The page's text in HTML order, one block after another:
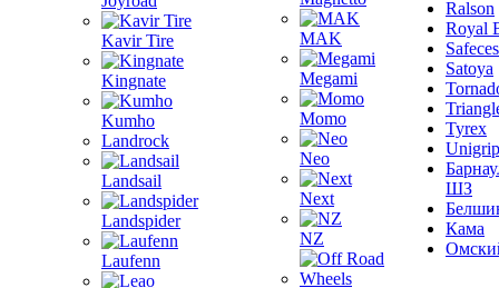
Kavir Tire
Kingnate
Kumho
Landrock
Landsail
Landspider
Laufenn
MAK
Megami
Momo
Neo
Next
NZ
Ralson
Royal
Satoya
Tyrex
Unigrip
ШЗ
Кама